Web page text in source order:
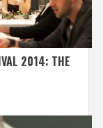
2014: THE